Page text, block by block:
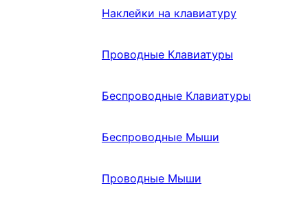
Наклейки на клавиатуру
Проводные Клавиатуры
Беспроводные Клавиатуры
Беспроводные Мыши
Проводные Мыши